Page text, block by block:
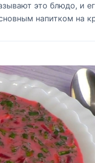
это блюдо, и
напитком на